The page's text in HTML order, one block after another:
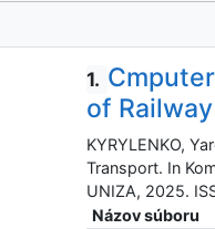
1.
of
KYRYLENKO,
Transport. In
UNIZA, 2025.
Názov súboru